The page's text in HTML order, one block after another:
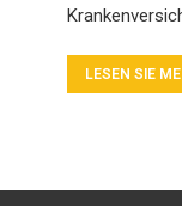
LESEN SIE